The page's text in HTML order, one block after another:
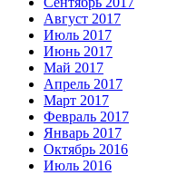
Август 2017
Июль 2017
Июнь 2017
Май 2017
Апрель 2017
Март 2017
Февраль 2017
Январь 2017
Октябрь 2016
Июль 2016